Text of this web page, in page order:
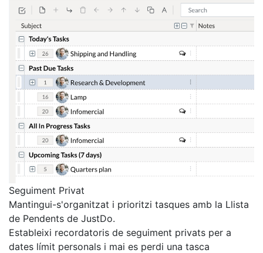
Seguiment Privat
Mantingui-s'organitzat i prioritzi tasques amb la Llista
de Pendents de JustDo.
Estableixi recordatoris de seguiment privats per a
dates límit personals i mai es perdi una tasca